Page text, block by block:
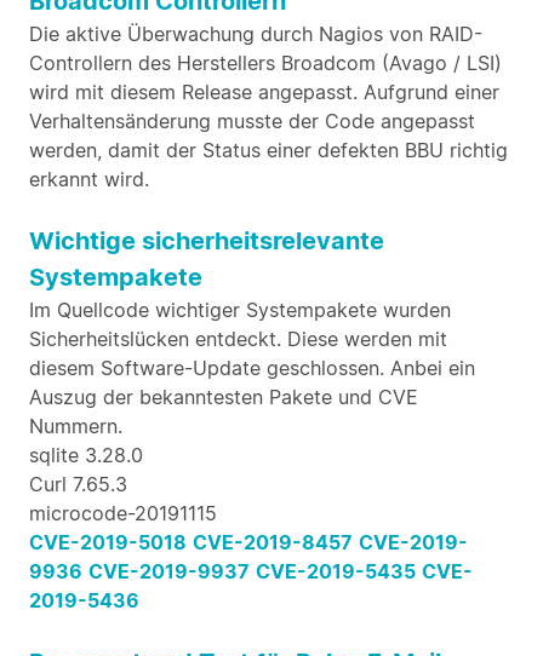
Die aktive Überwachung durch Nagios von RAID-
Controllern des Herstellers Broadcom (Avago / LSI)
wird mit diesem Release angepasst. Aufgrund einer
Verhaltensänderung musste der Code angepasst
werden, damit der Status einer defekten BBU richtig
erkannt wird.
Wichtige sicherheitsrelevante
Systempakete
Im Quellcode wichtiger Systempakete wurden
Sicherheitslücken entdeckt. Diese werden mit
diesem Software-Update geschlossen. Anbei ein
Auszug der bekanntesten Pakete und CVE
Nummern.
sqlite 3.28.0
Curl 7.65.3
microcode-20191115
CVE-2019-5018 CVE-2019-8457 CVE-2019-
9936 CVE-2019-9937 CVE-2019-5435 CVE-
2019-5436